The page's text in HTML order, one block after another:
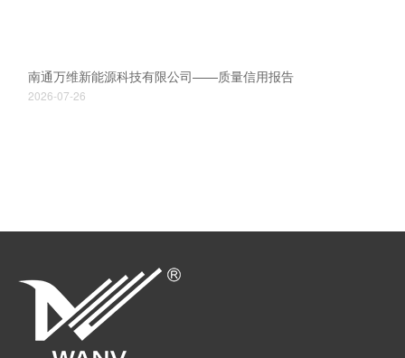
南通万维新能源科技有限公司——质量信用报告
2026-07-26